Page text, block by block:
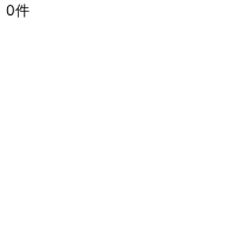
商品検索
0件